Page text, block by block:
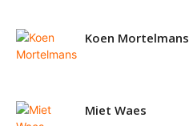
Koen Mortelmans
Miet Waes